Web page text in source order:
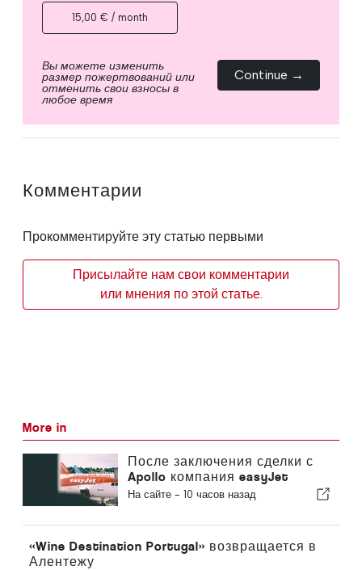
15,00 € / month
Вы можете изменить
размер пожертвований или
отменить свои взносы в
любое время
Continue →
Комментарии
Прокомментируйте эту статью первыми
Присылайте нам свои комментарии
или мнения по этой статье.
More in
После заключения сделки с
Apollo компания easyJet
приближается к Sun
На сайте - 10 часов назад
«Wine Destination Portugal» возвращается в
Алентежу